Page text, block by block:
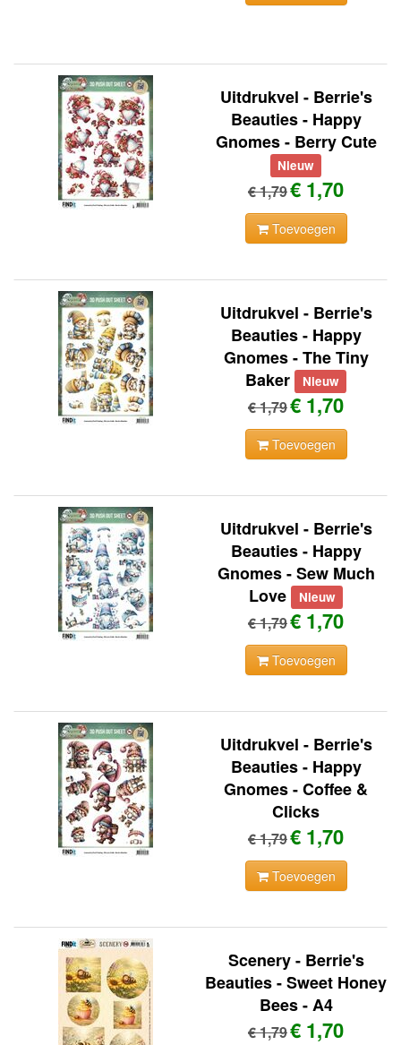
Uitdrukvel - Berrie's
Beauties - Happy
Gnomes - Berry Cute
Nieuw
€ 1,79€ 1,70
Toevoegen
Uitdrukvel - Berrie's
Beauties - Happy
Gnomes - The Tiny
Baker Nieuw
€ 1,79€ 1,70
Toevoegen
Uitdrukvel - Berrie's
Beauties - Happy
Gnomes - Sew Much
Love Nieuw
€ 1,79€ 1,70
Toevoegen
Uitdrukvel - Berrie's
Beauties - Happy
Gnomes - Coffee &
Clicks
€ 1,79€ 1,70
Toevoegen
Scenery - Berrie's
Beauties - Sweet Honey
Bees - A4
€ 1,79€ 1,70